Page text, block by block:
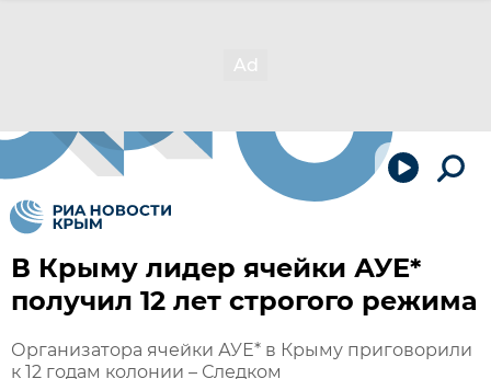
В Крыму лидер ячейки АУЕ*
получил 12 лет строгого режима
Организатора ячейки АУЕ* в Крыму приговорили
к 12 годам колонии – Следком